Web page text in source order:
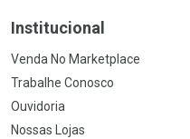
Institucional
Venda No Marketplace
Trabalhe Conosco
Ouvidoria
Nossas Lojas